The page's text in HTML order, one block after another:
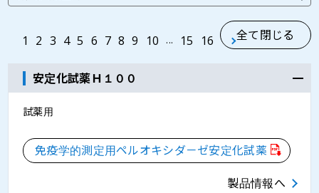
皮膚保護性 分散
防曇
賦形
1 2 3 4 5 6 7 8 9 10 ... 15 16 全て閉じる
安定化試薬Ｈ１００
試薬用
免疫学的測定用ペルオキシダ－ゼ安定化試薬
製品情報へ